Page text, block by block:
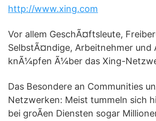
http://www.xing.com
Vor allem GeschÃ¤ftsleute,
SelbstÃ¤ndige, Arbeitnehmer und
knÃ¼pfen Ã¼ber das Xing-
Das Besondere an Communities
Netzwerken: Meist tummeln sich
bei groÃen Diensten sogar Millionen